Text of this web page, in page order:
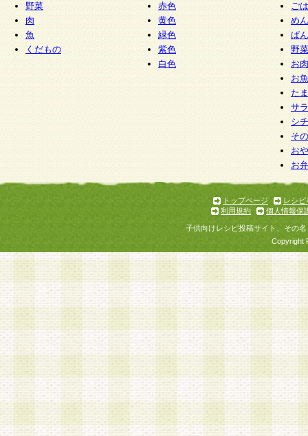
野菜
肉
魚
くだもの
赤色
黄色
緑色
紫色
白色
ご
めん
ぱん
野
お
お
た
サ
シ
そ
お
お
トップページ
レシピ
利用規約
個人情報保
子供向けレシピ投稿サイト、その
Copyright